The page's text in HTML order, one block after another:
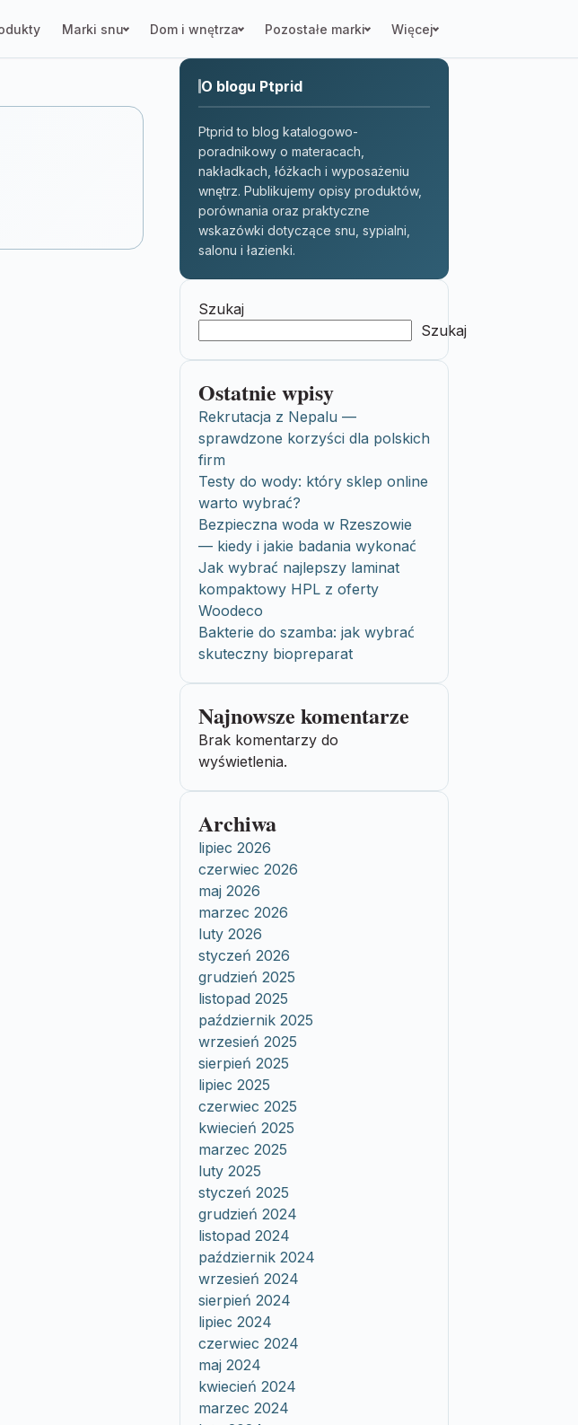
Marki snu Dom i wnętrza Pozostałe marki Więcej
O blogu Ptprid
Ptprid to blog katalogowo-
poradnikowy o materacach,
nakładkach, łóżkach i wyposażeniu
wnętrz. Publikujemy opisy produktów,
porównania oraz praktyczne
wskazówki dotyczące snu, sypialni,
salonu i łazienki.
Szukaj
Szukaj
Ostatnie wpisy
Rekrutacja z Nepalu —
sprawdzone korzyści dla polskich
firm
Testy do wody: który sklep online
warto wybrać?
Bezpieczna woda w Rzeszowie
— kiedy i jakie badania wykonać
Jak wybrać najlepszy laminat
kompaktowy HPL z oferty
Woodeco
Bakterie do szamba: jak wybrać
skuteczny biopreparat
Najnowsze komentarze
Brak komentarzy do
wyświetlenia.
Archiwa
lipiec 2026
czerwiec 2026
maj 2026
marzec 2026
luty 2026
styczeń 2026
grudzień 2025
listopad 2025
październik 2025
wrzesień 2025
sierpień 2025
lipiec 2025
czerwiec 2025
kwiecień 2025
marzec 2025
luty 2025
styczeń 2025
grudzień 2024
listopad 2024
październik 2024
wrzesień 2024
sierpień 2024
lipiec 2024
czerwiec 2024
maj 2024
kwiecień 2024
marzec 2024